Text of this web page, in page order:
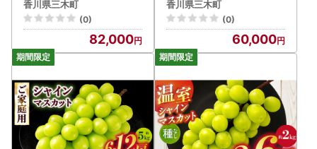
カット ぶどう ブドウ 葡萄
果物 フルーツ 新鮮 くだも
の 国産 ギフト お裾分け 旬
人気 種なし 皮ごと食べら
れる ジューシー 糖度が高
い 季節限定 おすすめ 旬の
果物 香川 香川県 三木町 |_
mk006-155
香川県三木町
(0)
82,000
ット ぶどう ブドウ 葡萄 果
物 フルーツ 新鮮 くだもの
国産 ギフト お裾分け 旬 人
気 種なし 皮ごと食べられ
る ジューシー 糖度が高い
季節限定 おすすめ 旬の果
物 香川 香川県 三木町 |_m
k006-154
香川県三木町
(0)
60,000